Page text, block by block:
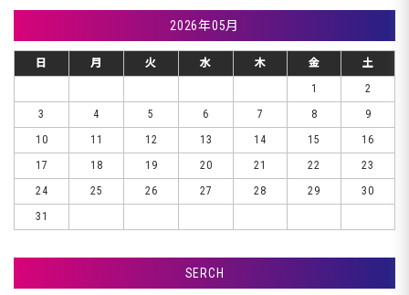
2026年05月
日 月 火 水 木 金
土
1
2
3
4 5 6 7 8
9
10
11 12 13 14 15
16
17
18 19 20 21 22
23
24
25 26 27 28 29
30
31
SERCH